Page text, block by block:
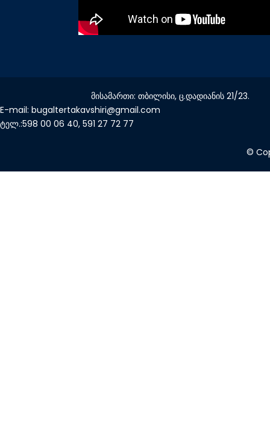
მისამართი: თბილისი, ც.დადიანის 21/23.
E-mail: bugaltertakavshiri@gmail.com
ტელ.:598 00 06 40, 591 27 72 77
©